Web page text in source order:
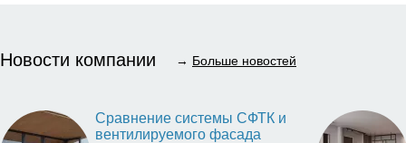
Новости компании → Больше новостей
Сравнение системы СФТК и
вентилируемого фасада